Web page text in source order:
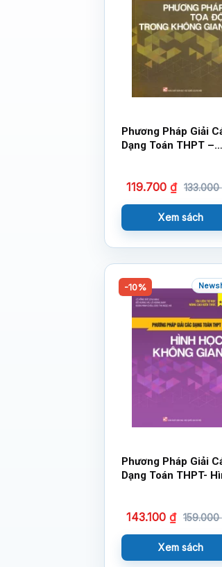
Phương Pháp Giải
Dạng Toán THPT –
119.700₫ 133.000
Xem sách
-10%
Phương Pháp Giải
Dạng Toán THPT-
143.100₫ 159.000
Xem sách